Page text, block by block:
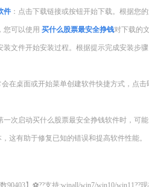
件 ：点击下载链接或按钮开始下载。根据您
您可以使用 买什么股票最安全挣钱对下载的
文件开始安装过程。根据提示完成安装步
在桌面或开始菜单创建软件快捷方式，点
次启动买什么股票最安全挣钱软件时，可
这有助于修复已知的错误和提高软件性能。
90403】⚽??支持:winall/win7/win10/win11??